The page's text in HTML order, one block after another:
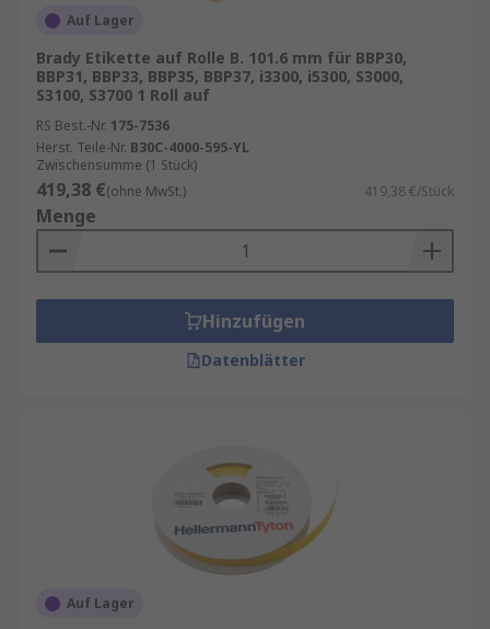
Auf Lager
Brady Etikette auf Rolle B. 101.6 mm für BBP30,
BBP31, BBP33, BBP35, BBP37, i3300, i5300, S3000,
S3100, S3700 1 Roll auf
RS Best.-Nr. 175-7536
Herst. Teile-Nr. B30C-4000-595-YL
Zwischensumme (1 Stück)
419,38 €(ohne MwSt.) 419,38 €/Stück
Menge
Hinzufügen
Datenblätter
Auf Lager